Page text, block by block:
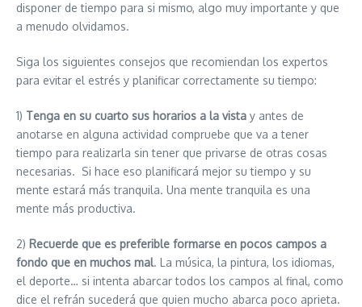
disponer de tiempo para si mismo, algo muy importante y que
a menudo olvidamos.
Siga los siguientes consejos que recomiendan los expertos
para evitar el estrés y planificar correctamente su tiempo:
1) Tenga en su cuarto sus horarios a la vista y antes de
anotarse en alguna actividad compruebe que va a tener
tiempo para realizarla sin tener que privarse de otras cosas
necesarias. Si hace eso planificará mejor su tiempo y su
mente estará más tranquila. Una mente tranquila es una
mente más productiva.
2) Recuerde que es preferible formarse en pocos campos a
fondo que en muchos mal. La música, la pintura, los idiomas,
el deporte… si intenta abarcar todos los campos al final, como
dice el refrán sucederá que quien mucho abarca poco aprieta.